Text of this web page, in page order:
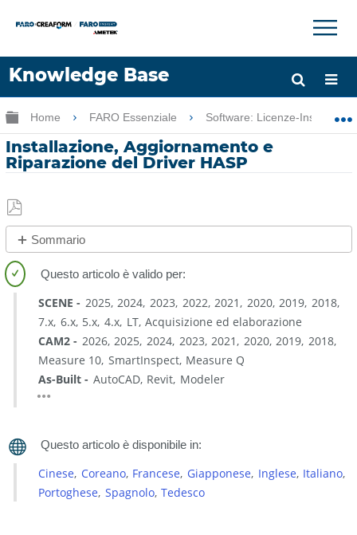
Knowledge Base
Lingua
Chiedere aiuto Accesso
×
Ingrandisci/riduci gerarchia globale
Home FARO Essenziale Software: Licenze-
Installazione, Aggiornamento e
Riparazione del Driver HASP
Salva
come
PDF
Sommario
Installazione/Aggiornamento
del
Driver
di
Licenza
HASP
del
HASP
SCENE 2025 2024 2023 2022 2021 2020 2019 2018
7.x 6.x 5.x 4.x LT Acquisizione ed elaborazione
CAM2 2026 2025 2024 2023 2021 2020 2019 2018
Measure 10 SmartInspect Measure Q
As-Built AutoCAD Revit Modeler
Cinese Coreano Francese Giapponese Inglese Italiano
Portoghese Spagnolo Tedesco